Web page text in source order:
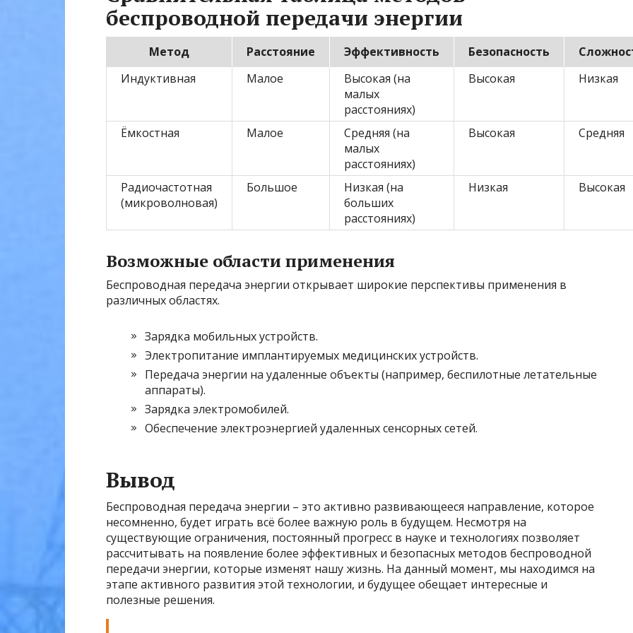
беспроводной передачи энергии
Метод Расстояние Эффективность Безопасность
Индуктивная
Малое
Высокая (на
малых
расстояниях)
Высокая Низкая
Ёмкостная Малое
Средняя (на
малых
расстояниях)
Высокая Средняя
Радиочастотная
(микроволновая)
Большое
Низкая (на
больших
расстояниях)
Низкая Высокая
Возможные области применения
Беспроводная передача энергии открывает широкие перспективы применения в
различных областях.
Зарядка мобильных устройств.
Электропитание имплантируемых медицинских устройств.
Передача энергии на удаленные объекты (например, беспилотные летательные
аппараты).
Зарядка электромобилей.
Обеспечение электроэнергией удаленных сенсорных сетей.
Вывод
Беспроводная передача энергии – это активно развивающееся направление, которое
несомненно, будет играть всё более важную роль в будущем. Несмотря на
существующие ограничения, постоянный прогресс в науке и технологиях позволяет
рассчитывать на появление более эффективных и безопасных методов беспроводной
передачи энергии, которые изменят нашу жизнь. На данный момент, мы находимся на
этапе активного развития этой технологии, и будущее обещает интересные и
полезные решения.